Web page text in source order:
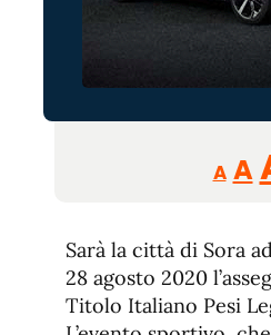
A A
de
Sarà la città di Sora
28 agosto 2020
Titolo Italiano Pesi